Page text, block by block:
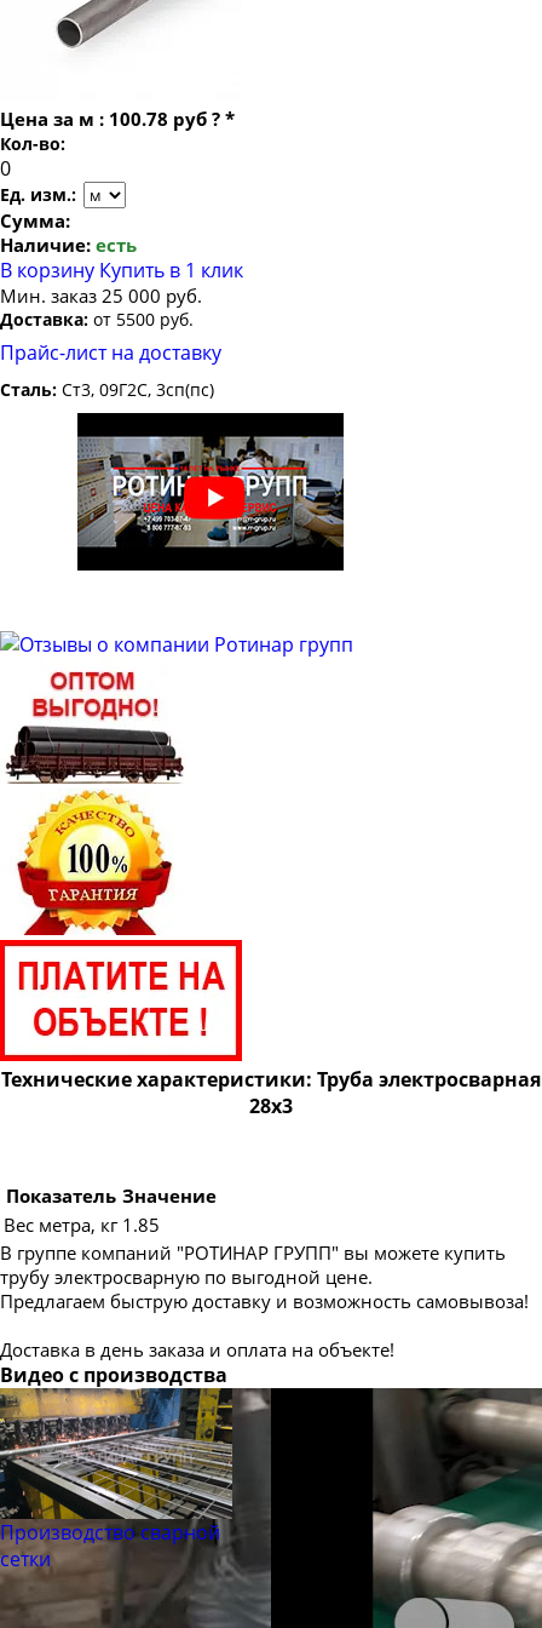
Труба электросварная 35
Труба электросварная 42
Труба электросварная 45
Труба электросварная 48
Труба электросварная 51
Труба электросварная 57
Труба электросварная 60
Труба электросварная 63.5
Труба электросварная 76
Труба электросварная 89
Труба электросварная 102
Труба электросварная 108
Труба электросварная 114
Труба электросварная 146
Труба электросварная 152
Труба электросварная 159
Труба электросварная 168
Труба электросварная 219
Труба электросварная 273
Труба электросварная 325
Труба электросварная 377
Труба электросварная 426
Труба электросварная 530
Труба электросварная 630
Труба электросварная 720
Труба электросварная 820
Труба электросварная 1020
Труба электросварная 1220
Труба электросварная 1420
Цена за м : 100.78 руб ? *
Кол-во:
Ед. изм.:
Сумма:
Наличие: есть
В корзину Купить в 1 клик
Мин. заказ 25 000 руб.
Доставка: от 5500 руб.
Прайс-лист на доставку
Сталь: Ст3, 09Г2С, 3сп(пс)
Технические характеристики: Труба электросварная
28х3
Показатель Значение
Вес метра, кг 1.85
В группе компаний "РОТИНАР ГРУПП" вы можете купить
трубу электросварную по выгодной цене.
Предлагаем быструю доставку и возможность самовывоза!
Доставка в день заказа и оплата на объекте!
Видео с производства
Производство сварной
сетки